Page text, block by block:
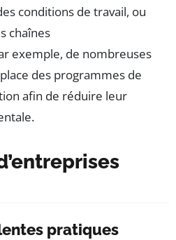
conditions de travail, ou
chaînes
exemple, de nombreuses
des programmes de
afin de réduire leur
pratiques